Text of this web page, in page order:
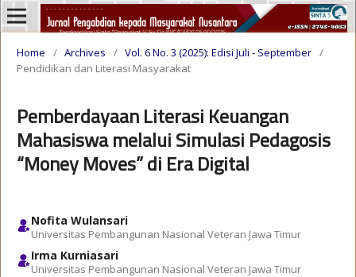
Home / Archives / Vol. 6 No. 3 (2025): Edisi Juli - September /
Pendidikan dan Literasi Masyarakat
Pemberdayaan Literasi Keuangan
Mahasiswa melalui Simulasi Pedagosis
“Money Moves” di Era Digital
Nofita Wulansari
Universitas Pembangunan Nasional Veteran Jawa Timur
Irma Kurniasari
Universitas Pembangunan Nasional Veteran Jawa Timur